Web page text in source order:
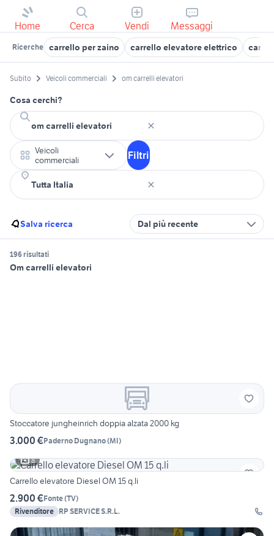
Home Cerca Vendi Messaggi
Ricerche carrello per zaino carrello elevatore elettrico
Subito Veicoli commerciali om carrelli elevatori
Cosa cerchi?
Veicoli
commerciali
Filtri
Salva ricerca Dal più recente
196 risultati
Om carrelli elevatori
Stoccatore jungheinrich doppia alzata 2000 kg
3.000 €Paderno Dugnano(MI)
8
Carrello elevatore Diesel OM 15 q.li
2.900 €Fonte(TV)
Rivenditore RP SERVICE S.R.L.